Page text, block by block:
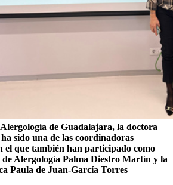
de Guadalajara, la doctora
sido una de las coordinadoras
el que también han participado como
de Alergología Palma Diestro Martín y la
Paula de Juan-García Torres